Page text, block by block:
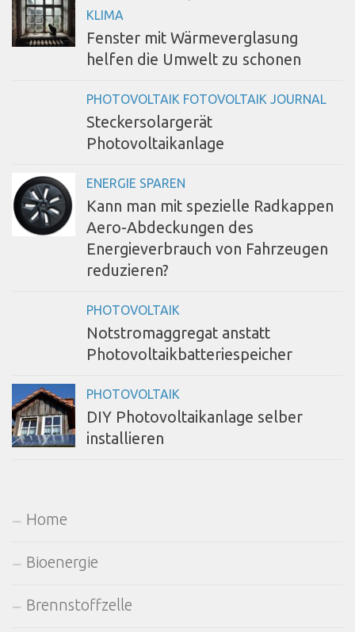
KLIMA
Fenster mit Wärmeverglasung
helfen die Umwelt zu schonen
PHOTOVOLTAIK FOTOVOLTAIK JOURNAL
Steckersolargerät
Photovoltaikanlage
ENERGIE SPAREN
Kann man mit spezielle Radkappen
Aero-Abdeckungen des
Energieverbrauch von Fahrzeugen
reduzieren?
PHOTOVOLTAIK
Notstromaggregat anstatt
Photovoltaikbatteriespeicher
PHOTOVOLTAIK
DIY Photovoltaikanlage selber
installieren
Home
Bioenergie
Brennstoffzelle